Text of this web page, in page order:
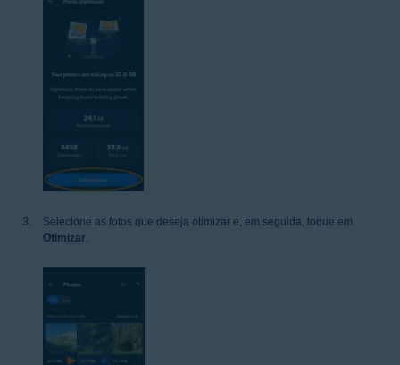
Selecione as fotos que deseja otimizar e, em seguida, toque em
Otimizar